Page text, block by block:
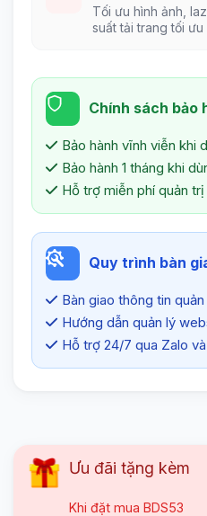
Tối ưu hình ảnh,
suất tải trang tối ưu
Chính sách bảo
Bảo hành vĩnh viễn khi
Bảo hành 1 tháng khi
Hỗ trợ miễn phí quản
Quy trình bàn
Bàn giao thông tin
Hướng dẫn quản lý
Hỗ trợ 24/7 qua Zalo
Ưu đãi tặng kèm
Khi đặt mua BDS53